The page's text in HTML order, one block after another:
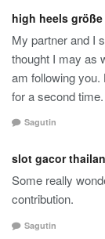
high heels größe
My partner and I
thought I may as
am following
for a second time.
Sagutin
slot gacor
Some really
contribution.
Sagutin